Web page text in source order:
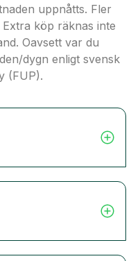
uppnåtts. Fler
köp räknas inte
Oavsett var du
dygn enligt svensk
(FUP).